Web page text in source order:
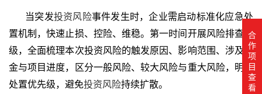
当突发投资风险事件发生时，企业需启动标准化应急处
置机制，快速止损、控险、维稳。第一时间开展风险排查定
级，全面梳理本次投资风险的触发原因、影响范围、涉及资
金与项目进度，区分一般风险、较大风险与重大风险，明确
处置优先级，避免投资风险持续扩散。
合
作
项
目
查
看